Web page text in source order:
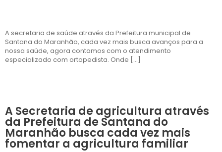
A secretaria de saúde através da Prefeitura municipal de
Santana do Maranhão, cada vez mais busca avanços para a
nossa saúde, agora contamos com o atendimento
especializado com ortopedista. Onde […]
A Secretaria de agricultura através
da Prefeitura de Santana do
Maranhão busca cada vez mais
fomentar a agricultura familiar